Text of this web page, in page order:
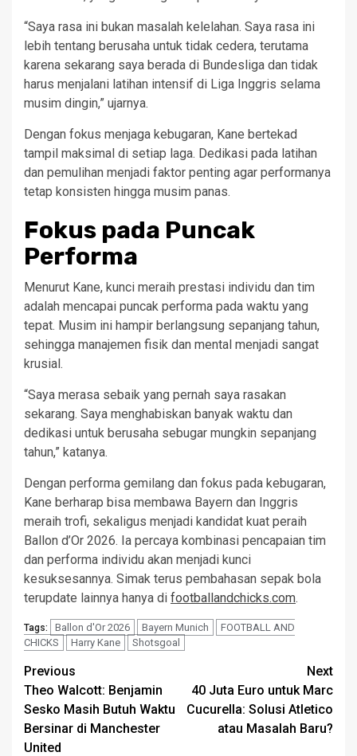
“Saya rasa ini bukan masalah kelelahan. Saya rasa ini
lebih tentang berusaha untuk tidak cedera, terutama
karena sekarang saya berada di Bundesliga dan tidak
harus menjalani latihan intensif di Liga Inggris selama
musim dingin,” ujarnya.
Dengan fokus menjaga kebugaran, Kane bertekad
tampil maksimal di setiap laga. Dedikasi pada latihan
dan pemulihan menjadi faktor penting agar performanya
tetap konsisten hingga musim panas.
Fokus pada Puncak
Performa
Menurut Kane, kunci meraih prestasi individu dan tim
adalah mencapai puncak performa pada waktu yang
tepat. Musim ini hampir berlangsung sepanjang tahun,
sehingga manajemen fisik dan mental menjadi sangat
krusial.
“Saya merasa sebaik yang pernah saya rasakan
sekarang. Saya menghabiskan banyak waktu dan
dedikasi untuk berusaha sebugar mungkin sepanjang
tahun,” katanya.
Dengan performa gemilang dan fokus pada kebugaran,
Kane berharap bisa membawa Bayern dan Inggris
meraih trofi, sekaligus menjadi kandidat kuat peraih
Ballon d’Or 2026. Ia percaya kombinasi pencapaian tim
dan performa individu akan menjadi kunci
kesuksesannya. Simak terus pembahasan sepak bola
terupdate lainnya hanya di footballandchicks.com.
Tags: Ballon d'Or 2026 Bayern Munich
FOOTBALL AND
CHICKS
Harry Kane Shotsgoal
Post
navigation
Previous
Theo Walcott: Benjamin
Sesko Masih Butuh Waktu
Bersinar di Manchester
United
Next
40 Juta Euro untuk Marc
Cucurella: Solusi Atletico
atau Masalah Baru?